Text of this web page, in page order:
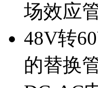
场效应
48V转
的替换